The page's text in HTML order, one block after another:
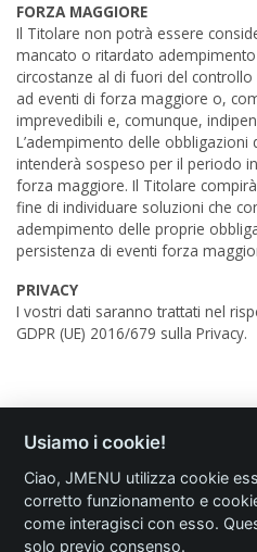
FORZA MAGGIORE
Il Titolare non potrà essere
mancato o ritardato
circostanze al di fuori del
ad eventi di forza maggiore o,
imprevedibili e, comunque,
L’adempimento delle obbligazioni
intenderà sospeso per il periodo
forza maggiore. Il Titolare
fine di individuare soluzioni che
adempimento delle proprie
persistenza di eventi forza
PRIVACY
I vostri dati saranno trattati nel
GDPR (UE) 2016/679 sulla Privacy.
Login
Usiamo i cookie!
Ciao, JMENU utilizza cookie
corretto funzionamento e
come interagisci con esso.
solo previo consenso.